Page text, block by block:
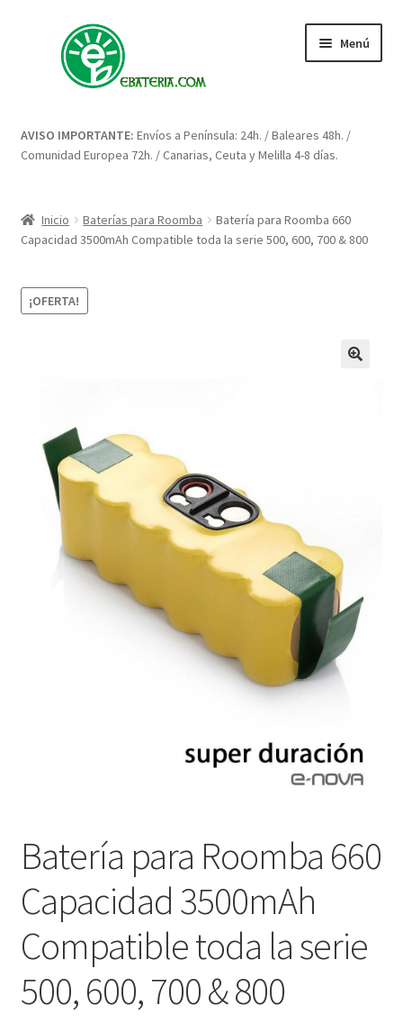
contenido
Menú
Blog: artículos y consejos
Contacto
Mi cuenta
Pedido
AVISO IMPORTANTE: Envíos a Península: 24h. / Baleares 48h. /
Comunidad Europea 72h. / Canarias, Ceuta y Melilla 4-8 días.
Inicio Baterías para Roomba
Batería para Roomba 660
Capacidad 3500mAh Compatible toda la serie 500, 600, 700 & 800
¡OFERTA!
Batería para Roomba 660
Capacidad 3500mAh
Compatible toda la serie
500, 600, 700 & 800